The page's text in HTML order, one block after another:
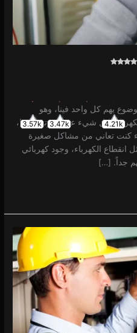
يهم كل واحد فينا، وهو
كل شيء عندنا مرتبط فيها،
كنت تعاني من مشاكل صغيرة
الكهرباء، وجود كهربائي
جداً. […]
4.21k
3.47k
3.57k